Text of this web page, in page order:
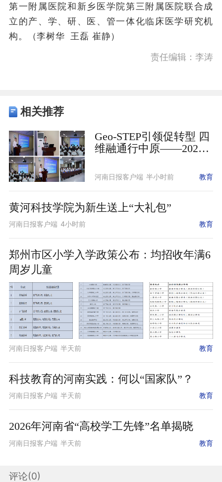
第一附属医院和新乡医学院第三附属医院联合成
立的产、学、研、医、管一体化临床医学研究机
构。（李树华 王磊 崔静）
责任编辑：李涛
相关推荐
Geo-STEP引领促转型 四
维融通行中原——2026
展国际暑期学校”暨河南
省国际中文教育实践活
展”国际暑期夏令营在河
河南日报客户端 半小时前 教育
黄河科技学院为新生送上“大礼包”
河南日报客户端 4小时前 教育
郑州市区小学入学政策公布：均招收年满6
周岁儿童
河南日报客户端 半天前 教育
科技教育的河南实践：何以“国家队”？
河南日报客户端 半天前 教育
2026年河南省“高校学工先锋”名单揭晓
河南日报客户端 半天前 教育
评论(0)